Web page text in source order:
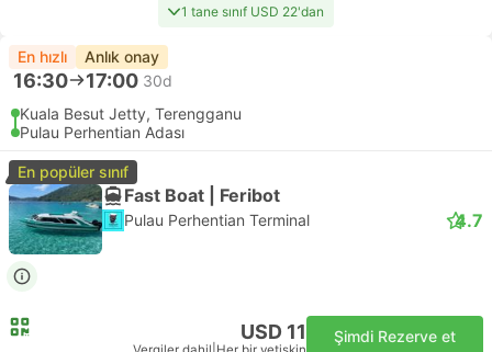
1 tane sınıf USD 22'dan
En hızlı Anlık onay
16:30 17:00 30d
Kuala Besut Jetty, Terengganu
Pulau Perhentian Adası
En popüler sınıf
Fast Boat | Feribot
Pulau Perhentian Terminal 4.7
USD 11 Şimdi Rezerve et